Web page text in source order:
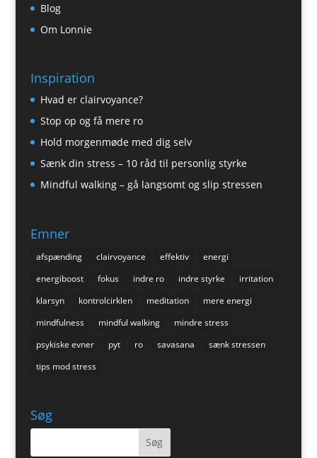
Blog
Om Lonnie
Inspiration
Hvad er clairvoyance?
Stop op og få mere ro
Hold morgenmøde med dig selv
Sænk din stress – 10 råd til personlig styrke
Mindful walking – gå langsomt og slip stressen
Emner
afspænding clairvoyance effektiv
energi
energiboost
fokus indre ro indre styrke
irritation
klarsyn
kontrolcirklen meditation
mere energi
mindfulness
mindful walking
mindre stress
psykiske evner
pyt ro savasana
sænk stressen
tips mod stress
Søg